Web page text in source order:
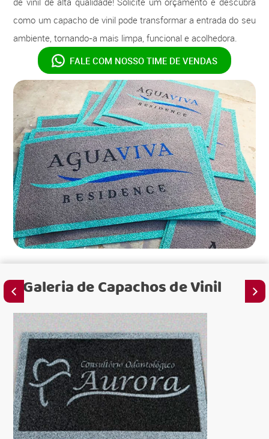
como um capacho de vinil pode transformar a entrada do seu
ambiente, tornando-a mais limpa, funcional e acolhedora.
FALE COM NOSSO TIME DE VENDAS
Galeria deCapachos de Vinil